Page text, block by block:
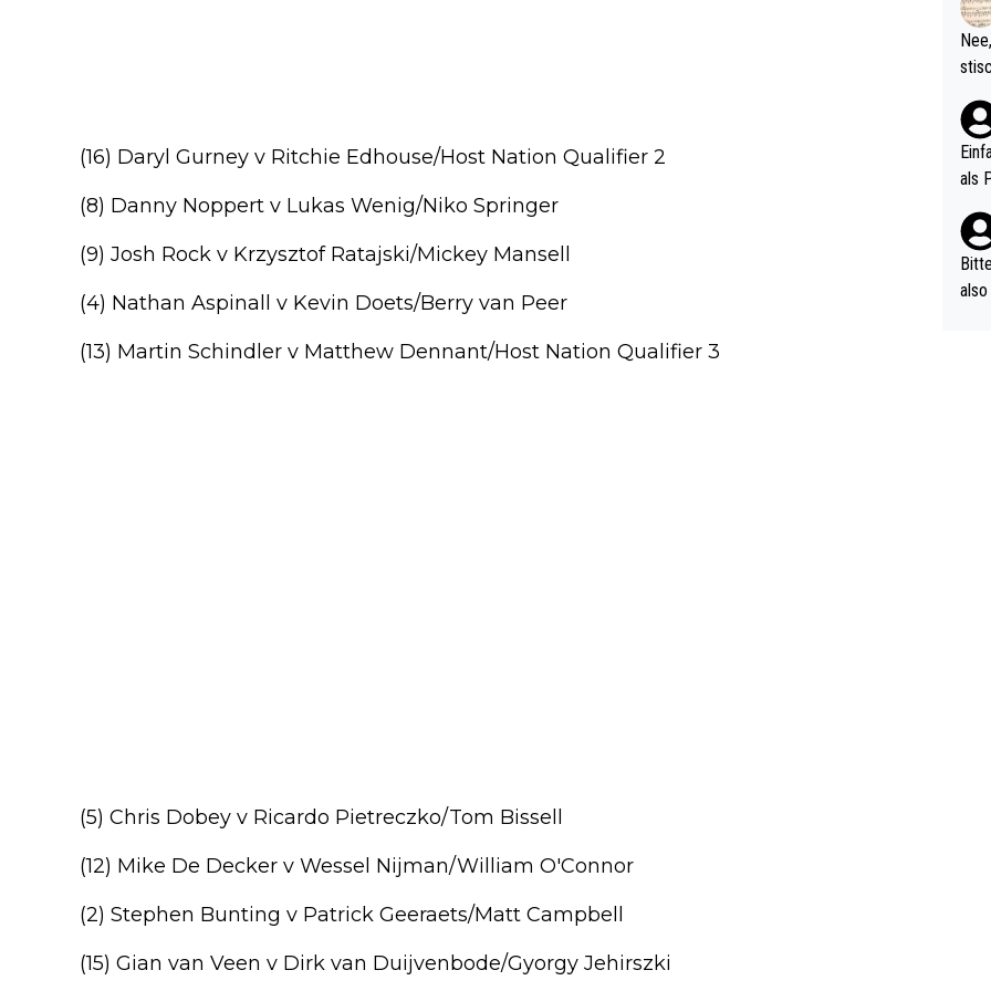
(16) Daryl Gurney v Ritchie Edhouse/Host Nation Qualifier 2
(8) Danny Noppert v Lukas Wenig/Niko Springer
(9) Josh Rock v Krzysztof Ratajski/Mickey Mansell
(4) Nathan Aspinall v Kevin Doets/Berry van Peer
(13) Martin Schindler v Matthew Dennant/Host Nation Qualifier 3
(5) Chris Dobey v Ricardo Pietreczko/Tom Bissell
(12) Mike De Decker v Wessel Nijman/William O'Connor
(2) Stephen Bunting v Patrick Geeraets/Matt Campbell
(15) Gian van Veen v Dirk van Duijvenbode/Gyorgy Jehirszki
(in
als
nes
ttler
vV
als